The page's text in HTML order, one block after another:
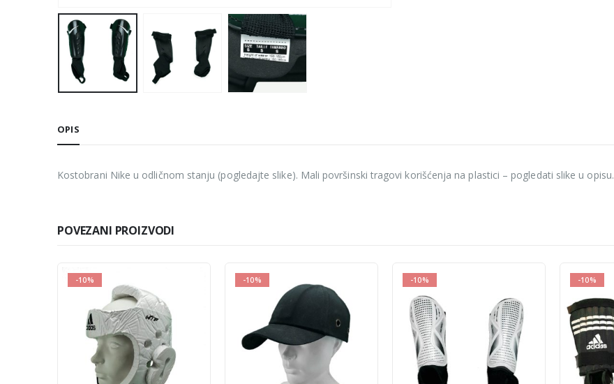
OPIS
Kostobrani Nike u odličnom stanju (pogledajte slike). Mali površinski tragovi korišćenja na plastici – pogledati slike u opisu.
POVEZANI PROIZVODI
-10% -10% -10% -10%